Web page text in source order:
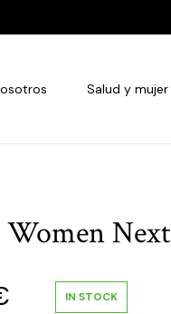
Salud y mujer
Next
IN STOCK